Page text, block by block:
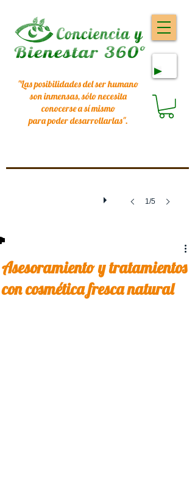
"Las posibilidades del ser humano
son inmensas, sólo necesita
conocerse a sí mismo
para poder desarrollarlas".
1/5
Asesoramiento y tratamientos
con cosmética fresca natural